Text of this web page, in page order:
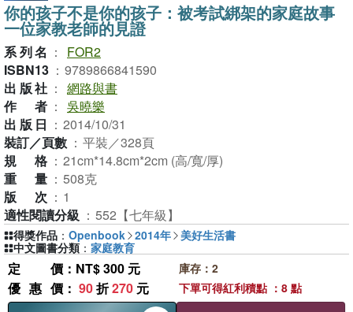
你的孩子不是你的孩子：被考試綁架的家庭故事
一位家教老師的見證
系列名 ：
FOR2
ISBN13 ： 9789866841590
出版社 ： 網路與書
作者 ： 吳曉樂
出版日 ： 2014/10/31
裝訂／頁數 ： 平裝／328頁
規格 ： 21cm*14.8cm*2cm (高/寬/厚)
重量 ： 508克
版次 ： 1
適性閱讀分級 ： 552【七年級】
定價 ：NT$ 300 元
優惠價 ： 90折270 元
庫存：2
下單可得紅利積點 ：8 點
得獎作品 ： Openbook 2014年 美好生活書
中文圖書分類 ： 家庭教育